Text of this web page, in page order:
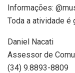
Informações:
Toda a atividade é
Daniel Nacati
Assessor de
(34) 9.8893-8809